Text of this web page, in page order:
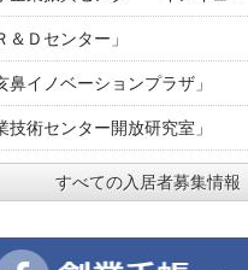
＆Ｄセンター」
鼻イノベーションプラザ」
技術センター開放研究室」
すべての入居者募集情報